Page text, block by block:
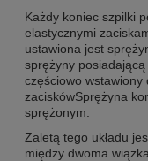
Każdy koniec szpilki
elastycznymi
ustawiona jest
sprężyny
częściowo wstawiony
zaciskówSprężyna
sprężonym.
Zaletą tego układu
między dwoma